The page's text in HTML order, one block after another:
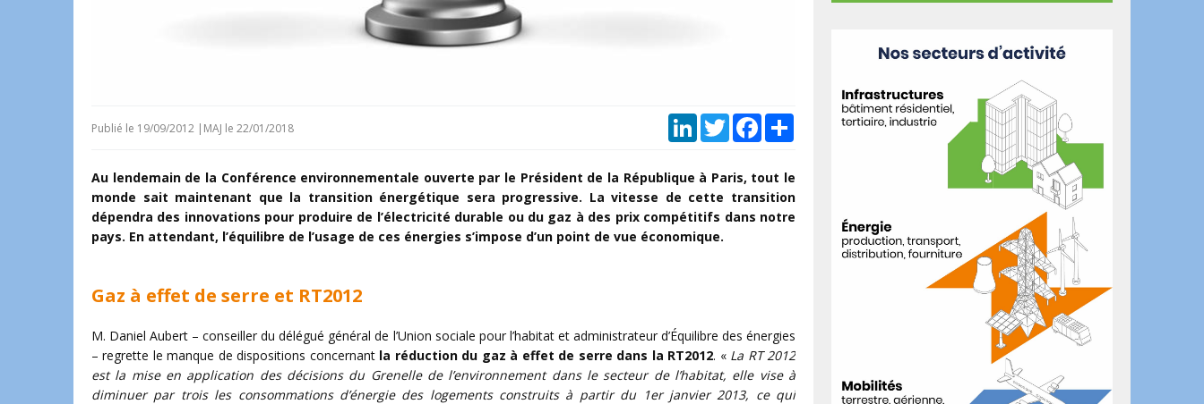
Publié le 19/09/2012 | MAJ le 22/01/2018 LinkedInTwitterFacebookPartager
Au lendemain de la Conférence environnementale ouverte par le Président de la République à Paris, tout le
monde sait maintenant que la transition énergétique sera progressive. La vitesse de cette transition
dépendra des innovations pour produire de l’électricité durable ou du gaz à des prix compétitifs dans notre
pays. En attendant, l’équilibre de l’usage de ces énergies s’impose d’un point de vue économique.
Gaz à effet de serre et RT2012
M. Daniel Aubert – conseiller du délégué général de l’Union sociale pour l’habitat et administrateur d’Équilibre des énergies
– regrette le manque de dispositions concernantla réduction du gaz à effet de serre dans la RT2012. « La RT 2012
est la mise en application des décisions du Grenelle de l’environnement dans le secteur de l’habitat, elle vise à
diminuer par trois les consommations d’énergie des logements construits à partir du 1er janvier 2013, ce qui